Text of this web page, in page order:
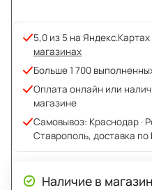
5,0 из 5 на
магазинах
Больше 1 700
Оплата онлайн или
магазине
Самовывоз: Краснодар ·
Ставрополь, доставка по
Наличие в